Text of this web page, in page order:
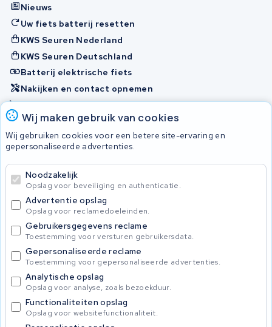
Wij maken gebruik van cookies
Wij gebruiken cookies voor een betere site-ervaring en
gepersonaliseerde advertenties.
Noodzakelijk
Opslag voor beveiliging en authenticatie.
Advertentie opslag
Opslag voor reclamedoeleinden.
Gebruikersgegevens reclame
Toestemming voor versturen gebruikersdata.
Gepersonaliseerde reclame
Toestemming voor gepersonaliseerde advertenties.
Analytische opslag
Opslag voor analyse, zoals bezoekduur.
Functionaliteiten opslag
Opslag voor websitefunctionaliteit.
Nieuws
Uw fiets batterij resetten
KWS Seuren Nederland
KWS Seuren Deutschland
Batterij elektrische fiets
Nakijken en contact opnemen
Onherstelbaar
Accu's
© 2026 KWS Seuren
Algemene voorwaarden
Privacy Policy